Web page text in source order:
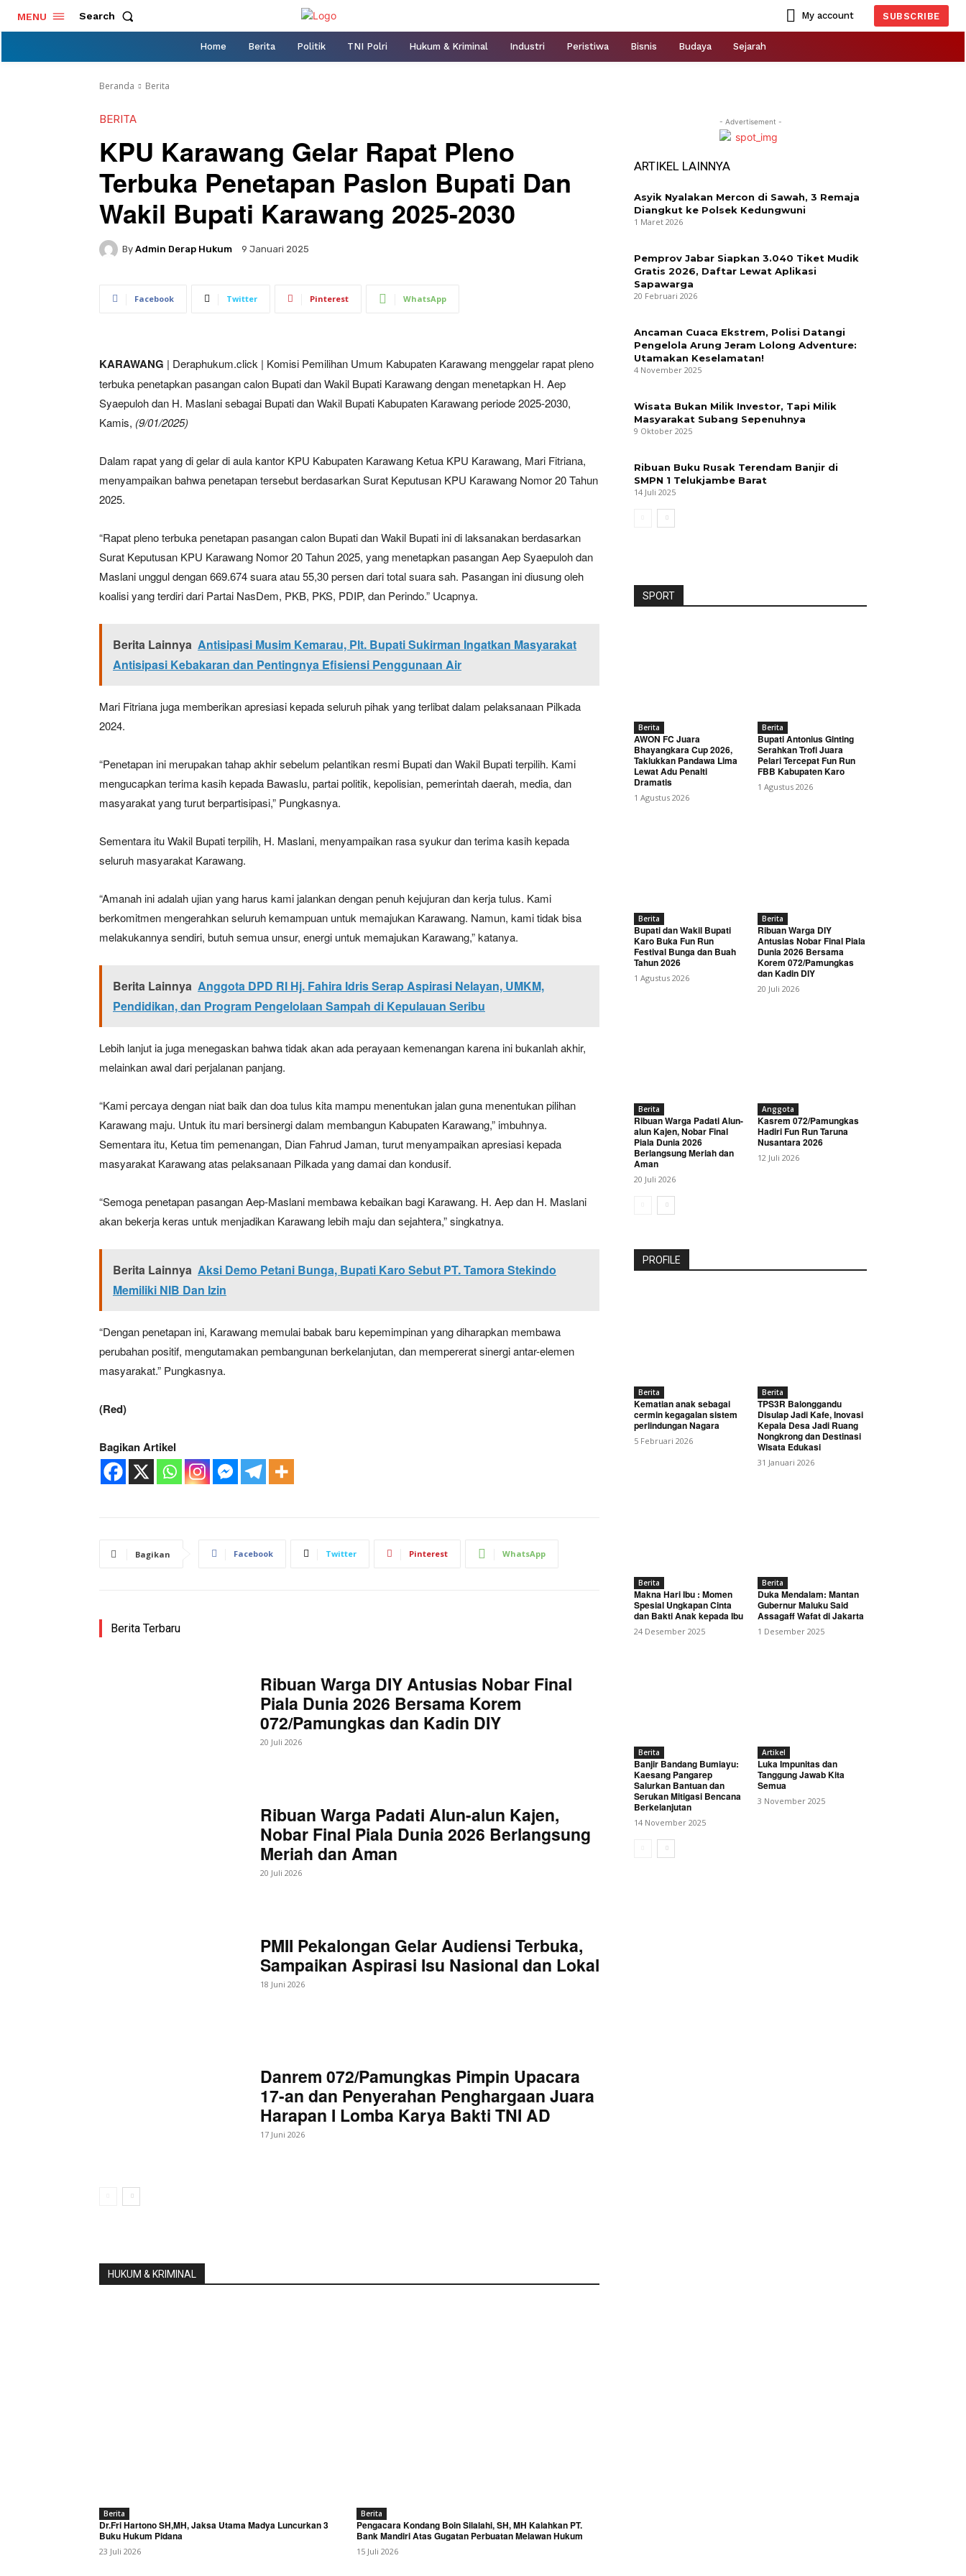
News Week
Magazine PRO
About
MENU Search My account SUBSCRIBE
Home Berita Politik TNI Polri Hukum & Kriminal Industri Peristiwa Bisnis Budaya Sejarah
Beranda Berita
BERITA
KPU Karawang Gelar Rapat Pleno
Terbuka Penetapan Paslon Bupati Dan
Wakil Bupati Karawang 2025-2030
By Admin Derap Hukum 9 Januari 2025
Facebook Twitter Pinterest WhatsApp
KARAWANG | Deraphukum.click | Komisi Pemilihan Umum Kabupaten Karawang menggelar rapat pleno
terbuka penetapkan pasangan calon Bupati dan Wakil Bupati Karawang dengan menetapkan H. Aep
Syaepuloh dan H. Maslani sebagai Bupati dan Wakil Bupati Kabupaten Karawang periode 2025-2030,
Kamis, (9/01/2025)
Dalam rapat yang di gelar di aula kantor KPU Kabupaten Karawang Ketua KPU Karawang, Mari Fitriana,
menyampaikan bahwa penetapan tersebut berdasarkan Surat Keputusan KPU Karawang Nomor 20 Tahun
2025.
“Rapat pleno terbuka penetapan pasangan calon Bupati dan Wakil Bupati ini di laksanakan berdasarkan
Surat Keputusan KPU Karawang Nomor 20 Tahun 2025, yang menetapkan pasangan Aep Syaepuloh dan
Maslani unggul dengan 669.674 suara atau 55,30 persen dari total suara sah. Pasangan ini diusung oleh
koalisi yang terdiri dari Partai NasDem, PKB, PKS, PDIP, dan Perindo.” Ucapnya.
Berita Lainnya Antisipasi Musim Kemarau, Plt. Bupati Sukirman Ingatkan Masyarakat
Antisipasi Kebakaran dan Pentingnya Efisiensi Penggunaan Air
Mari Fitriana juga memberikan apresiasi kepada seluruh pihak yang terlibat dalam pelaksanaan Pilkada
2024.
“Penetapan ini merupakan tahap akhir sebelum pelantikan resmi Bupati dan Wakil Bupati terpilih. Kami
mengucapkan terima kasih kepada Bawaslu, partai politik, kepolisian, pemerintah daerah, media, dan
masyarakat yang turut berpartisipasi,” Pungkasnya.
Sementara itu Wakil Bupati terpilih, H. Maslani, menyampaikan rasa syukur dan terima kasih kepada
seluruh masyarakat Karawang.
“Amanah ini adalah ujian yang harus kami jalankan dengan penuh kejujuran dan kerja tulus. Kami
berkomitmen mengerahkan seluruh kemampuan untuk memajukan Karawang. Namun, kami tidak bisa
melakukannya sendiri, butuh semua unsur, energi untuk memajukan Karawang,” katanya.
Berita Lainnya Anggota DPD RI Hj. Fahira Idris Serap Aspirasi Nelayan, UMKM,
Pendidikan, dan Program Pengelolaan Sampah di Kepulauan Seribu
Lebih lanjut ia juga menegaskan bahwa tidak akan ada perayaan kemenangan karena ini bukanlah akhir,
melainkan awal dari perjalanan panjang.
“Kami percaya dengan niat baik dan doa tulus kita mampu menentukan jalan guna menentukan pilihan
Karawang maju. Untuk itu mari bersinergi dalam membangun Kabupaten Karawang,” imbuhnya.
Sementara itu, Ketua tim pemenangan, Dian Fahrud Jaman, turut menyampaikan apresiasi kepada
masyarakat Karawang atas pelaksanaan Pilkada yang damai dan kondusif.
“Semoga penetapan pasangan Aep-Maslani membawa kebaikan bagi Karawang. H. Aep dan H. Maslani
akan bekerja keras untuk menjadikan Karawang lebih maju dan sejahtera,” singkatnya.
Berita Lainnya Aksi Demo Petani Bunga, Bupati Karo Sebut PT. Tamora Stekindo
Memiliki NIB Dan Izin
“Dengan penetapan ini, Karawang memulai babak baru kepemimpinan yang diharapkan membawa
perubahan positif, mengutamakan pembangunan berkelanjutan, dan mempererat sinergi antar-elemen
masyarakat.” Pungkasnya.
(Red)
Bagikan Artikel
Bagikan Facebook Twitter Pinterest WhatsApp
Berita Terbaru
Ribuan Warga DIY Antusias Nobar Final
Piala Dunia 2026 Bersama Korem
072/Pamungkas dan Kadin DIY
20 Juli 2026
Ribuan Warga Padati Alun-alun Kajen,
Nobar Final Piala Dunia 2026 Berlangsung
Meriah dan Aman
20 Juli 2026
PMII Pekalongan Gelar Audiensi Terbuka,
Sampaikan Aspirasi Isu Nasional dan Lokal
18 Juni 2026
Danrem 072/Pamungkas Pimpin Upacara
17-an dan Penyerahan Penghargaan Juara
Harapan I Lomba Karya Bakti TNI AD
17 Juni 2026
HUKUM & KRIMINAL
Berita
Dr.Fri Hartono SH,MH, Jaksa Utama Madya Luncurkan 3
Buku Hukum Pidana
23 Juli 2026
Berita
Pengacara Kondang Boin Silalahi, SH, MH Kalahkan PT.
Bank Mandiri Atas Gugatan Perbuatan Melawan Hukum
15 Juli 2026
- Advertisement -
ARTIKEL LAINNYA
Asyik Nyalakan Mercon di Sawah, 3 Remaja
Diangkut ke Polsek Kedungwuni
1 Maret 2026
Pemprov Jabar Siapkan 3.040 Tiket Mudik
Gratis 2026, Daftar Lewat Aplikasi
Sapawarga
20 Februari 2026
Ancaman Cuaca Ekstrem, Polisi Datangi
Pengelola Arung Jeram Lolong Adventure:
Utamakan Keselamatan!
4 November 2025
Wisata Bukan Milik Investor, Tapi Milik
Masyarakat Subang Sepenuhnya
9 Oktober 2025
Ribuan Buku Rusak Terendam Banjir di
SMPN 1 Telukjambe Barat
14 Juli 2025
SPORT
Berita
AWON FC Juara
Bhayangkara Cup 2026,
Taklukkan Pandawa Lima
Lewat Adu Penalti
Dramatis
1 Agustus 2026
Berita
Bupati Antonius Ginting
Serahkan Trofi Juara
Pelari Tercepat Fun Run
FBB Kabupaten Karo
1 Agustus 2026
Berita
Bupati dan Wakil Bupati
Karo Buka Fun Run
Festival Bunga dan Buah
Tahun 2026
1 Agustus 2026
Berita
Ribuan Warga DIY
Antusias Nobar Final Piala
Dunia 2026 Bersama
Korem 072/Pamungkas
dan Kadin DIY
20 Juli 2026
Berita
Ribuan Warga Padati Alun-
alun Kajen, Nobar Final
Piala Dunia 2026
Berlangsung Meriah dan
Aman
20 Juli 2026
Anggota
Kasrem 072/Pamungkas
Hadiri Fun Run Taruna
Nusantara 2026
12 Juli 2026
PROFILE
Berita
Kematian anak sebagai
cermin kegagalan sistem
perlindungan Nagara
5 Februari 2026
Berita
TPS3R Balonggandu
Disulap Jadi Kafe, Inovasi
Kepala Desa Jadi Ruang
Nongkrong dan Destinasi
Wisata Edukasi
31 Januari 2026
Berita
Makna Hari Ibu : Momen
Spesial Ungkapan Cinta
dan Bakti Anak kepada Ibu
24 Desember 2025
Berita
Duka Mendalam: Mantan
Gubernur Maluku Said
Assagaff Wafat di Jakarta
1 Desember 2025
Berita
Banjir Bandang Bumiayu:
Kaesang Pangarep
Salurkan Bantuan dan
Serukan Mitigasi Bencana
Berkelanjutan
14 November 2025
Artikel
Luka Impunitas dan
Tanggung Jawab Kita
Semua
3 November 2025